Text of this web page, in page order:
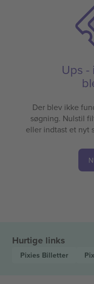
Ups
Der blev ikke
søgning. Nulstil
eller indtast et nyt
Hurtige links
Pixies Billetter